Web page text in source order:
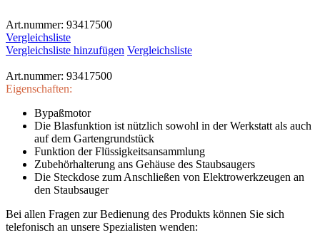
Art.nummer: 93417500
Vergleichsliste
Vergleichsliste hinzufügen Vergleichsliste
Art.nummer: 93417500
Eigenschaften:
Bypaßmotor
Die Blasfunktion ist nützlich sowohl in der Werkstatt als auch
auf dem Gartengrundstück
Funktion der Flüssigkeitsansammlung
Zubehörhalterung ans Gehäuse des Staubsaugers
Die Steckdose zum Anschließen von Elektrowerkzeugen an
den Staubsauger
Bei allen Fragen zur Bedienung des Produkts können Sie sich
telefonisch an unsere Spezialisten wenden: